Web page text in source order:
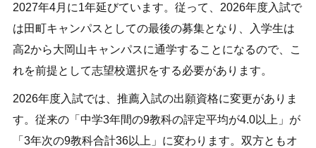
2027年4月に1年延びています。従って、2026年度入試で
は田町キャンパスとしての最後の募集となり、入学生は
高2から大岡山キャンパスに通学することになるので、こ
れを前提として志望校選択をする必要があります。
2026年度入試では、推薦入試の出願資格に変更がありま
す。従来の「中学3年間の9教科の評定平均が4.0以上」が
「3年次の9教科合計36以上」に変わります。双方ともオ